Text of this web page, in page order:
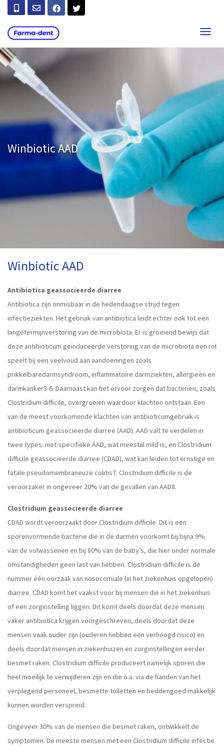
T
G
N
I
I
O
N
Winbiotic AAD
Winbiotic AAD
Antibiotica geassocieerde diarree
Antibiotica zijn onmisbaar in de hedendaagse strijd tegen
infectieziekten. Het gebruik van antibiotica leidt echter ook tot een
langetermijnverstoring van de microbiota. Er is groeiend bewijs dat
deze antibioticum geïnduceerde verstoring van de microbiota een rol
speelt bij een veelvoud aan aandoeningen zoals
prikkelbaredarmsyndroom, inflammatoire darmziekten, allergieën en
darmkanker3-6. Daarnaast kan het ervoor zorgen dat bacteriën, zoals
Clostridium difficile, overgroeien waardoor klachten ontstaan. Een
van de meest voorkomende klachten van antibioticumgebruik is
antibioticum geassocieerde diarree (AAD). AAD valt te verdelen in
twee types: niet-specifieke AAD, wat meestal mild is, en Clostridium
difficile geassocieerde diarree (CDAD), wat kan leiden tot ernstige en
fatale pseudomembraneuze colitis7. Clostridium difficile is de
veroorzaker in ongeveer 20% van de gevallen van AAD8.
Clostridium geassocieerde diarree
CDAD wordt veroorzaakt door Clostridium difficile. Dit is een
sporenvormende bacterie die in de darmen voorkomt bij bijna 9%
van de volwassenen en bij 80% van de baby’s, die hier onder normale
omstandigheden geen last van hebben. Clostridium difficile is de
nummer één oorzaak van nosocomiale (in het ziekenhuis opgelopen)
diarree. CDAD komt het vaakst voor bij mensen die in het ziekenhuis
of een zorginstelling liggen. Dit komt deels doordat deze mensen
vaker antibiotica krijgen voorgeschreven, deels doordat deze
mensen vaak ouder zijn (ouderen hebben een verhoogd risico) en
deels doordat mensen in ziekenhuizen en zorginstellingen eerder
besmet raken. Clostridium difficile produceert namelijk sporen die
heel moeilijk te verwijderen zijn en die o.a. via de handen van het
verplegend personeel, besmette toiletten en beddengoed makkelijk
kunnen worden verspreid.
Ongeveer 30% van de mensen die besmet raken, ontwikkelt de
symptomen. De meeste mensen met een Clostridium difficile infectie